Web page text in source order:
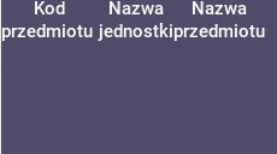
Kod
przedmiotu
Nazwa
jednostki
Nazwa
przedmiotu